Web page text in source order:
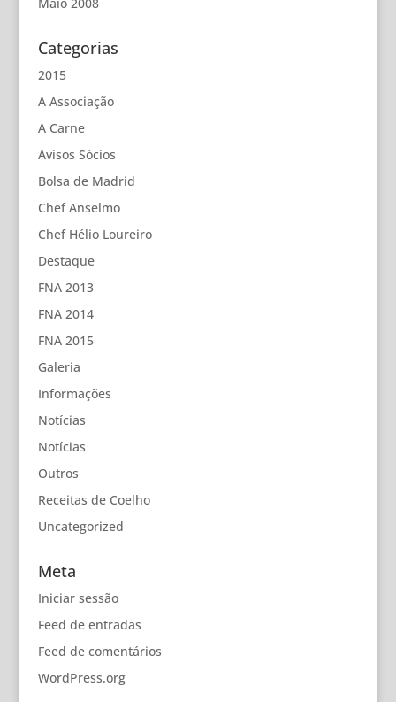
Categorias
2015
A Associação
A Carne
Avisos Sócios
Bolsa de Madrid
Chef Anselmo
Chef Hélio Loureiro
Destaque
FNA 2013
FNA 2014
FNA 2015
Galeria
Informações
Notícias
Notícias
Outros
Receitas de Coelho
Uncategorized
Meta
Iniciar sessão
Feed de entradas
Feed de comentários
WordPress.org